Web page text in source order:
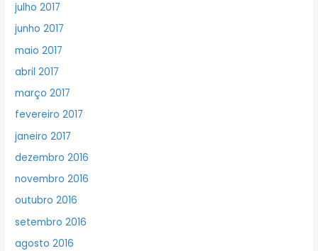
julho 2017
junho 2017
maio 2017
abril 2017
março 2017
fevereiro 2017
janeiro 2017
dezembro 2016
novembro 2016
outubro 2016
setembro 2016
agosto 2016